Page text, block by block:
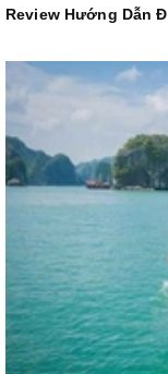
Review Hướng Dẫn